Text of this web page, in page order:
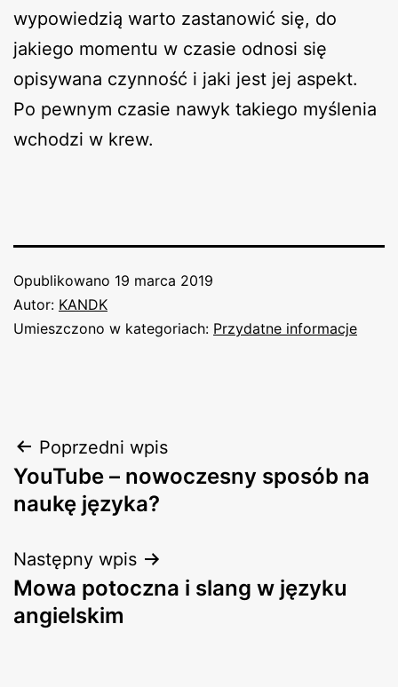
wypowiedzią warto zastanowić się, do
jakiego momentu w czasie odnosi się
opisywana czynność i jaki jest jej aspekt.
Po pewnym czasie nawyk takiego myślenia
wchodzi w krew.
Opublikowano 19 marca 2019
Autor: KANDK
Umieszczono w kategoriach: Przydatne informacje
Nawigacja
wpisu
Poprzedni wpis
YouTube – nowoczesny sposób na
naukę języka?
Następny wpis
Mowa potoczna i slang w języku
angielskim